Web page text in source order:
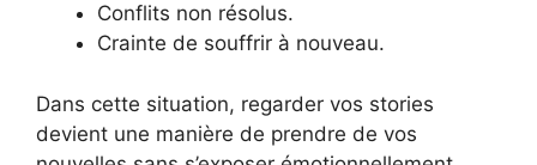
Conflits non résolus.
Crainte de souffrir à nouveau.
Dans cette situation, regarder vos stories
devient une manière de prendre de vos